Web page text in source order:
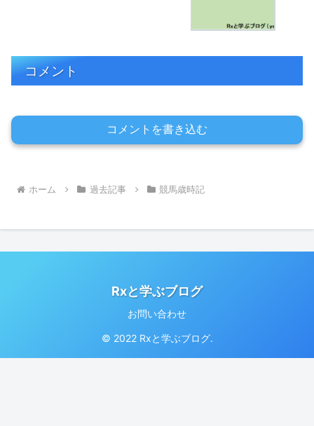
コメント
コメントを書き込む
ホーム 過去記事 競馬歳時記
Rxと学ぶブログ
お問い合わせ
© 2022 Rxと学ぶブログ.